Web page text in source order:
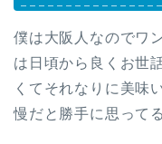
僕は大阪人なのでワ
は日頃から良くお世
くてそれなりに美味
慢だと勝手に思って